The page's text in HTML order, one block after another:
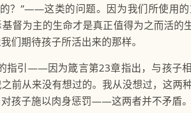
？”——这类的问题。因为我们所使用
督为主的生命才是真正值得为之而活的
期待孩子所活出来的那样。
指引——因为箴言第23章指出，与孩子
从来没有想过的。我从没想过，这两
孩子施以肉身惩罚——这两者并不矛盾。